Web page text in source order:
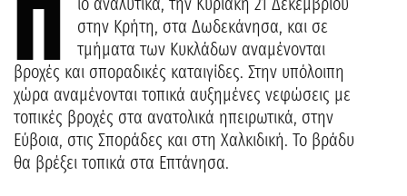
Π
στην Κρήτη, στα Δωδεκάνησα, και σε
τμήματα των Κυκλάδων αναμένονται
βροχές και σποραδικές καταιγίδες. Στην υπόλοιπη
χώρα αναμένονται τοπικά αυξημένες νεφώσεις με
τοπικές βροχές στα ανατολικά ηπειρωτικά, στην
Εύβοια, στις Σποράδες και στη Χαλκιδική. Το βράδυ
θα βρέξει τοπικά στα Επτάνησα.